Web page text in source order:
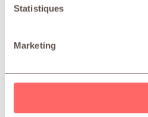
Statistiques
Marketing